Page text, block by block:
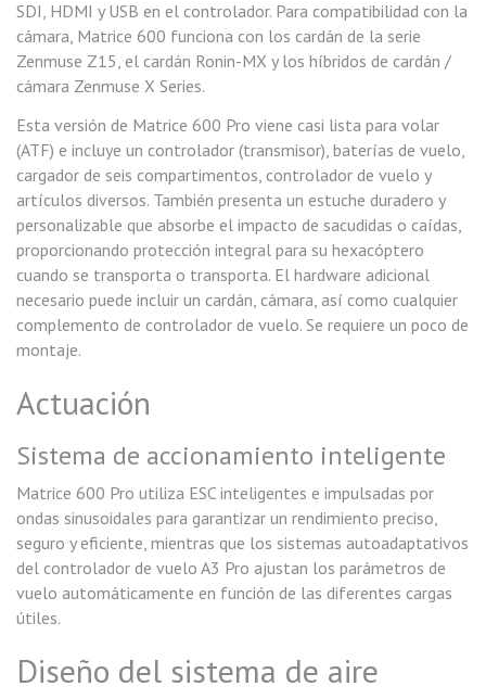
SDI, HDMI y USB en el controlador. Para compatibilidad con la
cámara, Matrice 600 funciona con los cardán de la serie
Zenmuse Z15, el cardán Ronin-MX y los híbridos de cardán /
cámara Zenmuse X Series.
Esta versión de Matrice 600 Pro viene casi lista para volar
(ATF) e incluye un controlador (transmisor), baterías de vuelo,
cargador de seis compartimentos, controlador de vuelo y
artículos diversos. También presenta un estuche duradero y
personalizable que absorbe el impacto de sacudidas o caídas,
proporcionando protección integral para su hexacóptero
cuando se transporta o transporta. El hardware adicional
necesario puede incluir un cardán, cámara, así como cualquier
complemento de controlador de vuelo. Se requiere un poco de
montaje.
Actuación
Sistema de accionamiento inteligente
Matrice 600 Pro utiliza ESC inteligentes e impulsadas por
ondas sinusoidales para garantizar un rendimiento preciso,
seguro y eficiente, mientras que los sistemas autoadaptativos
del controlador de vuelo A3 Pro ajustan los parámetros de
vuelo automáticamente en función de las diferentes cargas
útiles.
Diseño del sistema de aire